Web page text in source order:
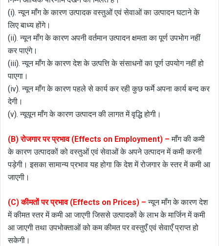
(i). न्यून माँग के कारण उत्पादक वस्तुओं एवं सेवाओं का उत्पादन घटाने के
लिए बाध्य होंगे।
(ii). न्यून माँग के कारण अपनी वर्तमान उत्पादन क्षमता का पूर्ण उपभोग नहीं
कर पाएंगे।
(iii). न्यून माँग के कारण देश के उत्पत्ति के संसाधनों का पूर्ण उपयोग नहीं हो
पाएगा।
(iv). न्यून माँग के कारण पहले से कार्य कर रही कुछ फर्मे अपना कार्य बन्द कर
देगी।
(v). न्यूयून माँग के कारण उत्पादन की लागत में वृद्धि होगी।
(B) रोजगार पर प्रभाव (Effects on Employment) – माँग की कमी
के कारण उत्पादकों को वस्तुओं एवं सेवाओं के अपने उत्पादन में कमी करनी
पड़ेगी। इसका सामान्य प्रभाव यह होगा कि देश में रोजगार के स्तर में कमी आ
जाएगी।
(C) कीमतों पर प्रभाव (Effects on Prices) – न्यून माँग के कारण देश
में कीमत स्तर में कमी आ जाएगी जिससे उत्पादकों के लाभ के मार्जिन में कमी
आ जाएगी तथा उपभोक्ताओं को कम कीमत पर वस्तुएँ एवं सेवाएँ प्राप्त हो
सकेगी।